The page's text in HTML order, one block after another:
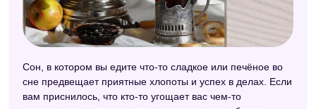
Сон, в котором вы едите что-то сладкое или печёное во
сне предвещает приятные хлопоты и успех в делах. Если
вам приснилось, что кто-то угощает вас чем-то